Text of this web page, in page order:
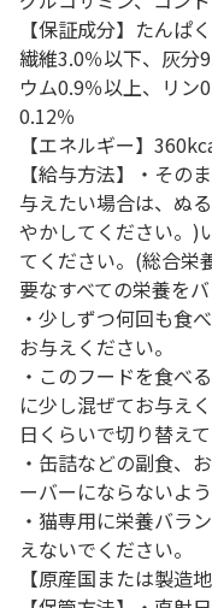
【保証成分】たんぱ
繊維3.0％以下、灰分
ウム0.9％以上、リン
0.12％
【エネルギー】
【給与方法】・その
与えたい場合は、ぬ
やかしてください。)
てください。(総合栄
要なすべての栄養を
・少しずつ何回も食
お与えください。
・このフードを食べ
に少し混ぜてお与え
日くらいで切り替えて
・缶詰などの副食、
ーバーにならないよ
・猫専用に栄養バラ
えないでください。
【原産国または製造